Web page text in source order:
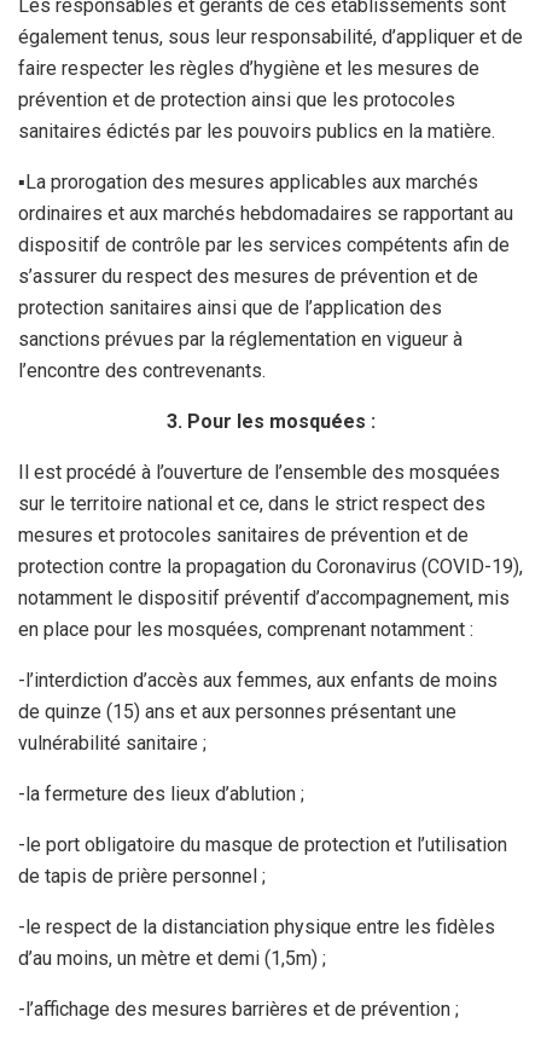
Les responsables et gérants de ces établissements sont
également tenus, sous leur responsabilité, d’appliquer et de
faire respecter les règles d’hygiène et les mesures de
prévention et de protection ainsi que les protocoles
sanitaires édictés par les pouvoirs publics en la matière.
▪La prorogation des mesures applicables aux marchés
ordinaires et aux marchés hebdomadaires se rapportant au
dispositif de contrôle par les services compétents afin de
s’assurer du respect des mesures de prévention et de
protection sanitaires ainsi que de l’application des
sanctions prévues par la réglementation en vigueur à
l’encontre des contrevenants.
3. Pour les mosquées :
Il est procédé à l’ouverture de l’ensemble des mosquées
sur le territoire national et ce, dans le strict respect des
mesures et protocoles sanitaires de prévention et de
protection contre la propagation du Coronavirus (COVID-19),
notamment le dispositif préventif d’accompagnement, mis
en place pour les mosquées, comprenant notamment :
-l’interdiction d’accès aux femmes, aux enfants de moins
de quinze (15) ans et aux personnes présentant une
vulnérabilité sanitaire ;
-la fermeture des lieux d’ablution ;
-le port obligatoire du masque de protection et l’utilisation
de tapis de prière personnel ;
-le respect de la distanciation physique entre les fidèles
d’au moins, un mètre et demi (1,5m) ;
-l’affichage des mesures barrières et de prévention ;